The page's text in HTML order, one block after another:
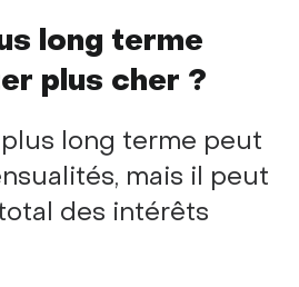
long terme
plus cher ?
long terme peut
mais il peut
des intérêts